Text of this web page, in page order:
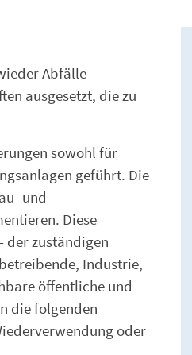
Abfälle
ausgesetzt, die zu
sowohl für
geführt. Die
und
Diese
der zuständigen
Industrie,
öffentliche und
die folgenden
oder